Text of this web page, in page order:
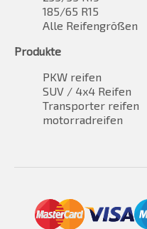
185/65 R15
Alle Reifengrößen
Produkte
PKW reifen
SUV / 4x4 Reifen
Transporter reifen
motorradreifen